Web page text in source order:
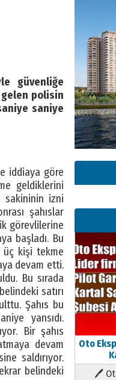
güvenliğe
gelen polisin
saniye
iddiaya göre
geldiklerini
sakininin izni
şahıslar
görevlilerine
başladı. Bu
üç kişi tekme
devam etti.
Bu sırada
satırı
Şahıs bu
yansıdı.
Bir şahıs
devam
saldırıyor.
belindeki
Oto
🖊